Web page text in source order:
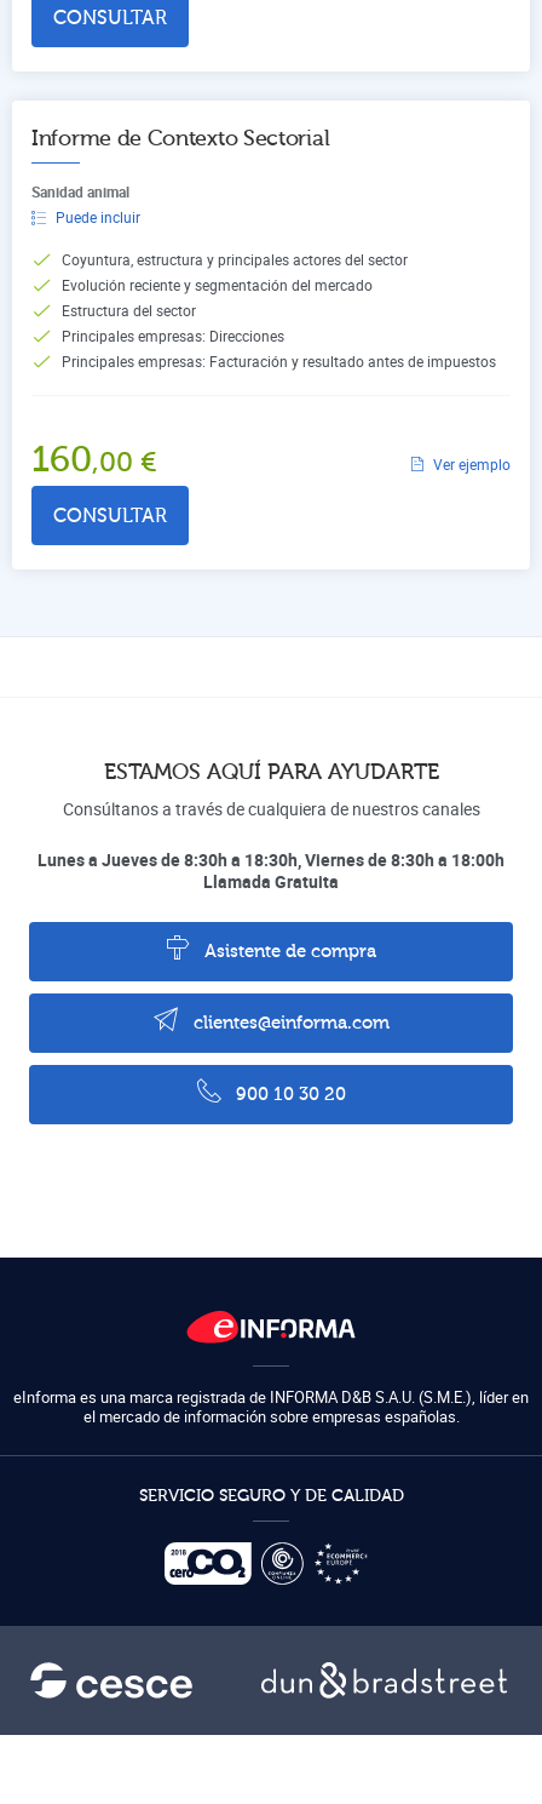
CONSULTAR
Informe de Contexto Sectorial
Sanidad animal
Puede incluir
Coyuntura, estructura y principales actores del sector
Evolución reciente y segmentación del mercado
Estructura del sector
Principales empresas: Direcciones
Principales empresas: Facturación y resultado antes de impuestos
160,00 € Ver ejemplo
CONSULTAR
ESTAMOS AQUÍ PARA AYUDARTE
Consúltanos a través de cualquiera de nuestros canales
Lunes a Jueves de 8:30h a 18:30h, Viernes de 8:30h a 18:00h
Llamada Gratuita
Asistente de compra
clientes@einforma.com
900 10 30 20
eInforma es una marca registrada de INFORMA D&B S.A.U. (S.M.E.), líder en
el mercado de información sobre empresas españolas.
SERVICIO SEGURO Y DE CALIDAD